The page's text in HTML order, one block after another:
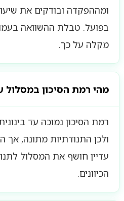
ומההפקדה ובודקים את
בפועל. טבלת ההשוואה
מקלה על כך.
מהי רמת הסיכון במסלול עד 15%
רמת הסיכון נמוכה עד
ולכן התנודתיות מתונה, אך
עדיין חושף את המסלול
הכיוונים.